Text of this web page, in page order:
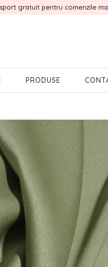
gratuit pentru comenzile
PRODUSE